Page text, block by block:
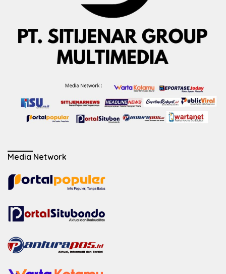
Media Network